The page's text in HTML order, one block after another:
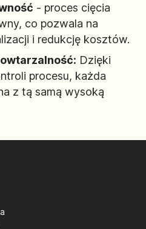
- proces cięcia
co pozwala na
i redukcję kosztów.
Dzięki
procesu, każda
z tą samą wysoką